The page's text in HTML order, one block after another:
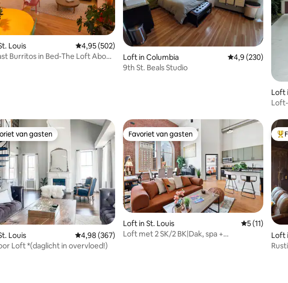
van 4,99 uit 5, 80 recensies
Louis Gemiddelde beoordeling van 4,95 uit 5, 502 recensies
4,95 (502)
Burritos in Bed-The Loft Above
Loft in Columbia Gemiddelde
4,9 (230)
9th St. Beals Studio
Loft
van gasten
van gasten
Louis Gemiddelde beoordeling van 4,98 uit 5, 367 recensies
4,98 (367)
Gold Door Loft *(daglicht in overvloed!)
Favoriet van gasten
Favoriet van gasten
Loft in St. Louis Gemiddelde
5 (11)
Loft met 2 SK/2 BK|Dak, spa +
Loft